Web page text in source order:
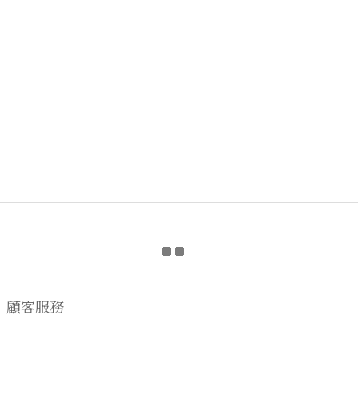
顧客服務